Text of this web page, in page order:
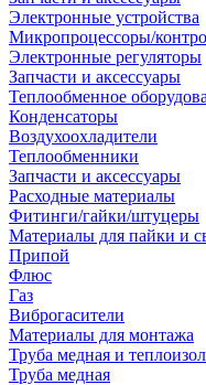
Электронные устройства
Микропроцессоры/
Электронные регуляторы
Запчасти и аксессуары
Теплообменное
Конденсаторы
Воздухоохладители
Теплообменники
Запчасти и аксессуары
Расходные материалы
Фитинги/гайки/штуцеры
Материалы для пайки и
Припой
Флюс
Газ
Виброгасители
Материалы для монтажа
Труба медная и
Труба медная